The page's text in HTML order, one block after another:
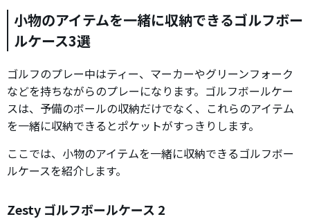
小物のアイテムを一緒に収納できるゴルフボー
ルケース3選
ゴルフのプレー中はティー、マーカーやグリーンフォーク
などを持ちながらのプレーになります。ゴルフボールケー
スは、予備のボールの収納だけでなく、これらのアイテム
を一緒に収納できるとポケットがすっきりします。
ここでは、小物のアイテムを一緒に収納できるゴルフボー
ルケースを紹介します。
Zesty ゴルフボールケース 2